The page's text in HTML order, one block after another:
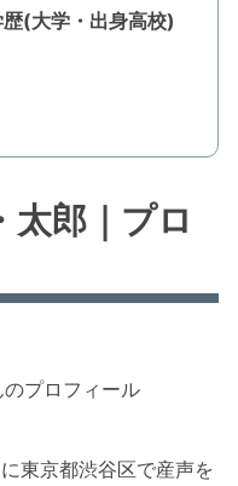
(大学・出身高校)
太郎｜プロ
プロフィール
東京都渋谷区で産声を